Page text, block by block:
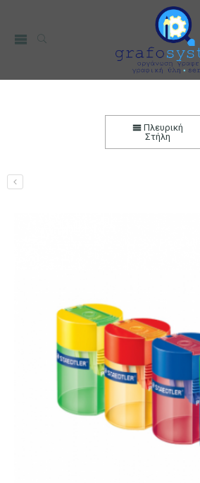
Χαρτικά-Είδη Γραφείου
Πλευρική
Στήλη